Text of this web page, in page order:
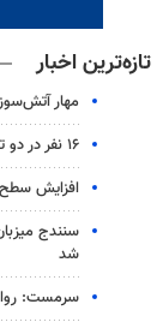
تازه‌ترین اخبار
مهار
۱۶ نفر در دو تصادف جاده‌ای محورهای ساوه مصدوم شدند
افزایش سطح
سنندج
شد
سرمست: